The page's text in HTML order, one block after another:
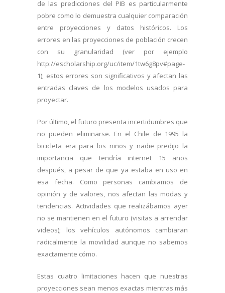
de las predicciones del PIB es particularmente
pobre como lo demuestra cualquier comparación
entre proyecciones y datos históricos. Los
errores en las proyecciones de población crecen
con su granularidad (ver por ejemplo
http://escholarship.org/uc/item/1tw6g8pv#page-
1); estos errores son significativos y afectan las
entradas claves de los modelos usados para
proyectar.
Por último, el futuro presenta incertidumbres que
no pueden eliminarse. En el Chile de 1995 la
bicicleta era para los niños y nadie predijo la
importancia que tendría internet 15 años
después, a pesar de que ya estaba en uso en
esa fecha. Como personas cambiamos de
opinión y de valores, nos afectan las modas y
tendencias. Actividades que realizábamos ayer
no se mantienen en el futuro (visitas a arrendar
videos); los vehículos autónomos cambiaran
radicalmente la movilidad aunque no sabemos
exactamente cómo.
Estas cuatro limitaciones hacen que nuestras
proyecciones sean menos exactas mientras más